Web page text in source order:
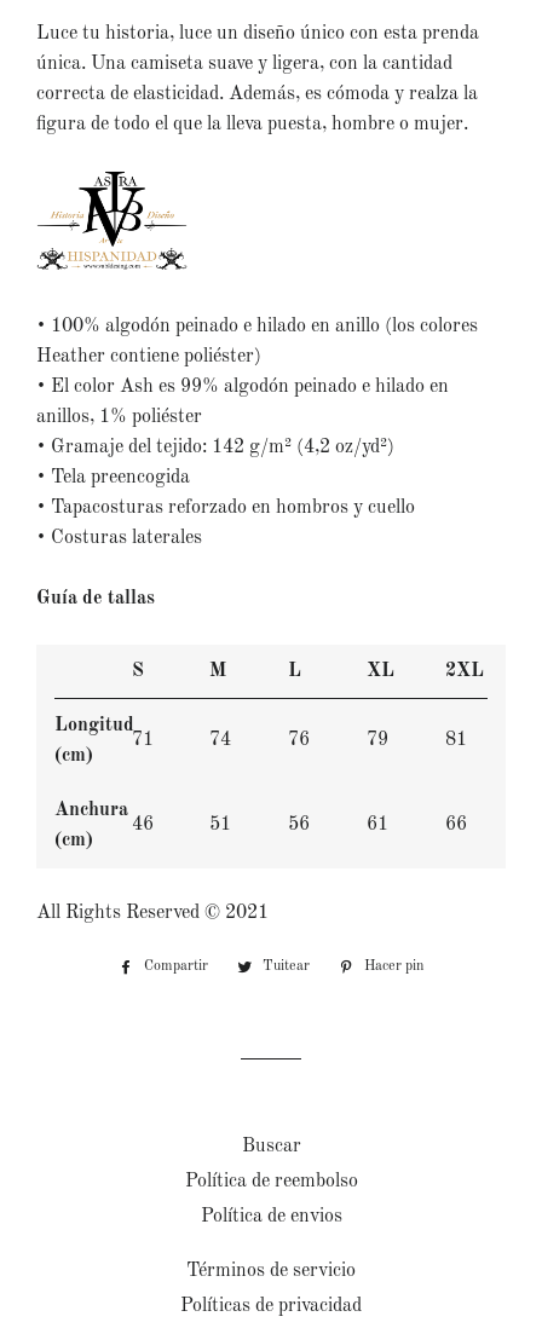
Luce tu historia, luce un diseño único con esta prenda
única. Una camiseta suave y ligera, con la cantidad
correcta de elasticidad. Además, es cómoda y realza la
figura de todo el que la lleva puesta, hombre o mujer.
• 100% algodón peinado e hilado en anillo (los colores
Heather contiene poliéster)
• El color Ash es 99% algodón peinado e hilado en
anillos, 1% poliéster
• Gramaje del tejido: 142 g/m² (4,2 oz/yd²)
• Tela preencogida
• Tapacosturas reforzado en hombros y cuello
• Costuras laterales
Guía de tallas
S M L XL 2XL
Longitud
(cm)
71 74 76 79 81
Anchura
(cm)
46 51 56 61 66
All Rights Reserved ©️ 2021
Compartir
CompartirTuitear
TuitearHacer pin
Buscar
Política de reembolso
Política de envios
Términos de servicio
Políticas de privacidad